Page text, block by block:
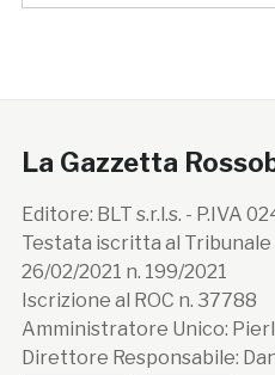
La Gazzetta
Editore: BLT s.r.l.s. - P.IVA
Testata iscritta al Tribunale
26/02/2021 n. 199/2021
Iscrizione al ROC n. 37788
Amministratore Unico:
Direttore Responsabile: